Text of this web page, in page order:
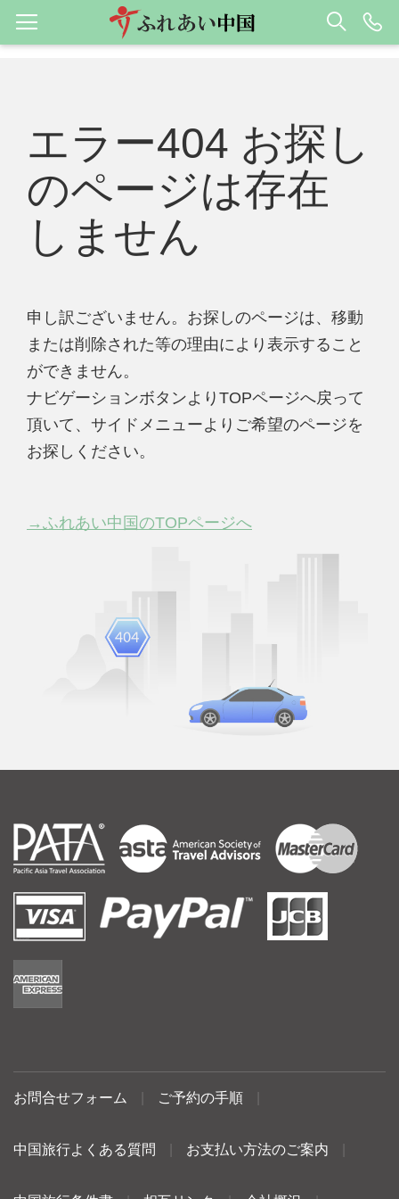
エラー404 お探し
のページは存在
しません
申し訳ございません。お探しのページは、移動
または削除された等の理由により表示すること
ができません。
ナビゲーションボタンよりTOPページへ戻って
頂いて、サイドメニューよりご希望のページを
お探しください。
→ふれあい中国のTOPページへ
お問合せフォーム ご予約の手順
中国旅行よくある質問 お支払い方法のご案内